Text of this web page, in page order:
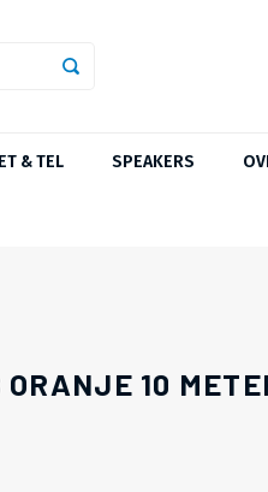
& TEL SPEAKERS
10